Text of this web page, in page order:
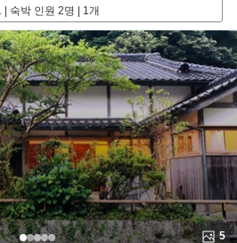
| 숙박 인원 2명 | 1개
5